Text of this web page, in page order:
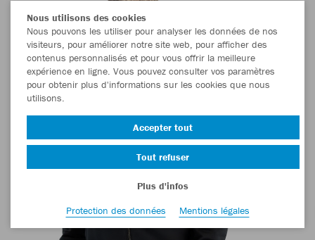
Nous utilisons des cookies
Nous pouvons les utiliser pour analyser les données de nos
visiteurs, pour améliorer notre site web, pour afficher des
contenus personnalisés et pour vous offrir la meilleure
expérience en ligne. Vous pouvez consulter vos paramètres
pour obtenir plus d'informations sur les cookies que nous
utilisons.
Accepter tout
Tout refuser
Plus d'infos
Protection des données
Mentions légales